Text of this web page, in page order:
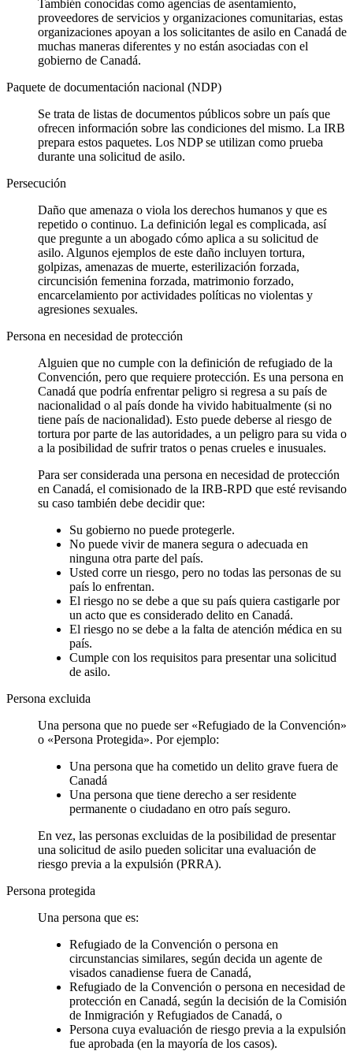
También conocidas como agencias de asentamiento,
proveedores de servicios y organizaciones comunitarias, estas
organizaciones apoyan a los solicitantes de asilo en Canadá de
muchas maneras diferentes y no están asociadas con el
gobierno de Canadá.
Paquete de documentación nacional (NDP)
Se trata de listas de documentos públicos sobre un país que
ofrecen información sobre las condiciones del mismo. La IRB
prepara estos paquetes. Los NDP se utilizan como prueba
durante una solicitud de asilo.
Persecución
Daño que amenaza o viola los derechos humanos y que es
repetido o continuo. La definición legal es complicada, así
que pregunte a un abogado cómo aplica a su solicitud de
asilo. Algunos ejemplos de este daño incluyen tortura,
golpizas, amenazas de muerte, esterilización forzada,
circuncisión femenina forzada, matrimonio forzado,
encarcelamiento por actividades políticas no violentas y
agresiones sexuales.
Persona en necesidad de protección
Alguien que no cumple con la definición de refugiado de la
Convención, pero que requiere protección. Es una persona en
Canadá que podría enfrentar peligro si regresa a su país de
nacionalidad o al país donde ha vivido habitualmente (si no
tiene país de nacionalidad). Esto puede deberse al riesgo de
tortura por parte de las autoridades, a un peligro para su vida o
a la posibilidad de sufrir tratos o penas crueles e inusuales.
Para ser considerada una persona en necesidad de protección
en Canadá, el comisionado de la IRB-RPD que esté revisando
su caso también debe decidir que:
Su gobierno no puede protegerle.
No puede vivir de manera segura o adecuada en
ninguna otra parte del país.
Usted corre un riesgo, pero no todas las personas de su
país lo enfrentan.
El riesgo no se debe a que su país quiera castigarle por
un acto que es considerado delito en Canadá.
El riesgo no se debe a la falta de atención médica en su
país.
Cumple con los requisitos para presentar una solicitud
de asilo.
Persona excluida
Una persona que no puede ser «Refugiado de la Convención»
o «Persona Protegida». Por ejemplo:
Una persona que ha cometido un delito grave fuera de
Canadá
Una persona que tiene derecho a ser residente
permanente o ciudadano en otro país seguro.
En vez, las personas excluidas de la posibilidad de presentar
una solicitud de asilo pueden solicitar una evaluación de
riesgo previa a la expulsión (PRRA).
Persona protegida
Una persona que es:
Refugiado de la Convención o persona en
circunstancias similares, según decida un agente de
visados canadiense fuera de Canadá,
Refugiado de la Convención o persona en necesidad de
protección en Canadá, según la decisión de la Comisión
de Inmigración y Refugiados de Canadá, o
Persona cuya evaluación de riesgo previa a la expulsión
fue aprobada (en la mayoría de los casos).